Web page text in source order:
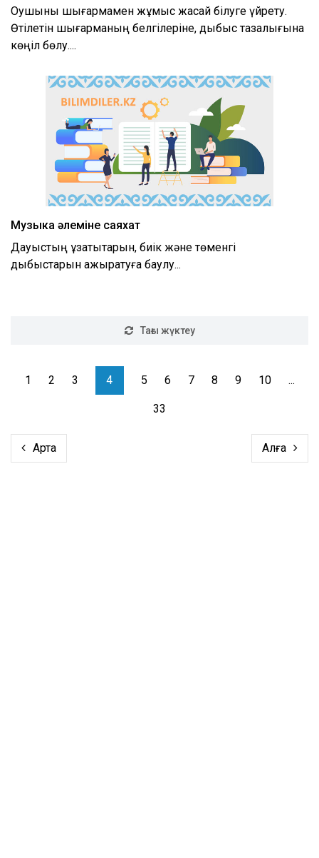
Оқушыны шығармамен жұмыс жасай білуге үйрету.
Өтілетін шығарманың белгілеріне, дыбыс тазалығына
көңіл бөлу....
Музыка әлеміне саяхат
Дауыстың ұзақтықтарын, биік және төменгі
дыбыстарын ажыратуға баулу...
Тағы жүктеу
Артқа
1 2 3 4 5 6 7 8 9 10 ...
33
Алға